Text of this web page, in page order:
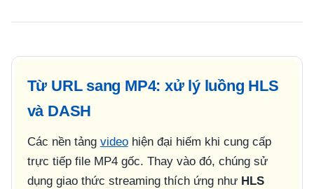
Từ URL sang MP4: xử lý luồng HLS
và DASH
Các nền tảng videohiện đại hiếm khi cung cấp
trực tiếp file MP4 gốc. Thay vào đó, chúng sử
dụng giao thức streaming thích ứng như HLS